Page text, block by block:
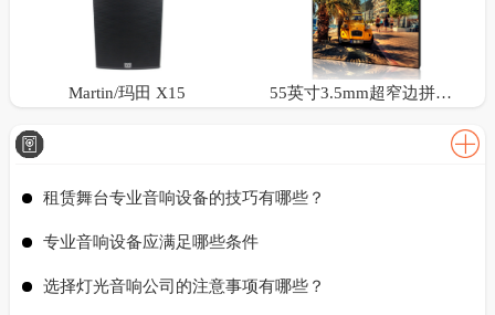
Martin/玛田 X15 55英寸3.5mm超窄边拼接屏
租赁舞台专业音响设备的技巧有哪些？
专业音响设备应满足哪些条件
选择灯光音响公司的注意事项有哪些？